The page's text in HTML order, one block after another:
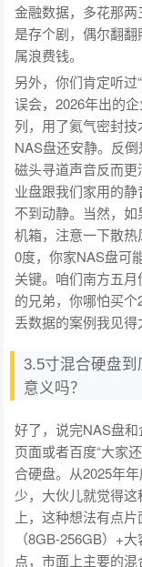
金融数据，多花那
是存个剧，偶尔翻
属浪费钱。
另外，你们肯定听
误会，2026年出的
列，用了氦气密封
NAS盘还安静。反倒
磁头寻道声音反而
业盘跟我们家用的
不到动静。当然，
机箱，注意一下散
0度，你家NAS盘可
关键。咱们南方五
的兄弟，你哪怕买
丢数据的案例我见得
3.5寸混合硬盘
意义吗？
好了，说完NAS盘
页面或者百度“大家
合硬盘。从2025年
少，大伙儿就觉得这
上，这种想法有点
（8GB-256GB）+
点，市面上主要的